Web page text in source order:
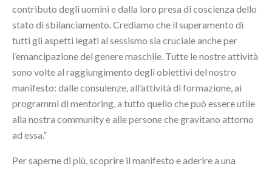
contributo degli uomini e dalla loro presa di coscienza dello
stato di sbilanciamento. Crediamo che il superamento di
tutti gli aspetti legati al sessismo sia cruciale anche per
l’emancipazione del genere maschile. Tutte le nostre attività
sono volte al raggiungimento degli obiettivi del nostro
manifesto: dalle consulenze, all’attività di formazione, ai
programmi di mentoring, a tutto quello che può essere utile
alla nostra community e alle persone che gravitano attorno
ad essa.”
Per saperne di più, scoprire il manifesto e aderire a una